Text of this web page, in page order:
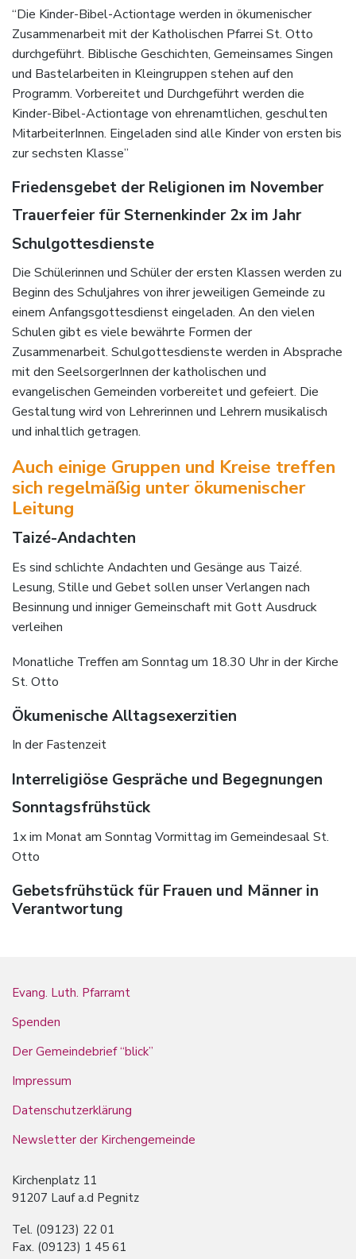
“Die Kinder-Bibel-Actiontage werden in ökumenischer
Zusammenarbeit mit der Katholischen Pfarrei St. Otto
durchgeführt. Biblische Geschichten, Gemeinsames Singen
und Bastelarbeiten in Kleingruppen stehen auf den
Programm. Vorbereitet und Durchgeführt werden die
Kinder-Bibel-Actiontage von ehrenamtlichen, geschulten
MitarbeiterInnen. Eingeladen sind alle Kinder von ersten bis
zur sechsten Klasse”
Friedensgebet der Religionen im November
Trauerfeier für Sternenkinder 2x im Jahr
Schulgottesdienste
Die Schülerinnen und Schüler der ersten Klassen werden zu
Beginn des Schuljahres von ihrer jeweiligen Gemeinde zu
einem Anfangsgottesdienst eingeladen. An den vielen
Schulen gibt es viele bewährte Formen der
Zusammenarbeit. Schulgottesdienste werden in Absprache
mit den SeelsorgerInnen der katholischen und
evangelischen Gemeinden vorbereitet und gefeiert. Die
Gestaltung wird von Lehrerinnen und Lehrern musikalisch
und inhaltlich getragen.
Auch einige Gruppen und Kreise treffen
sich regelmäßig unter ökumenischer
Leitung
Taizé-Andachten
Es sind schlichte Andachten und Gesänge aus Taizé.
Lesung, Stille und Gebet sollen unser Verlangen nach
Besinnung und inniger Gemeinschaft mit Gott Ausdruck
verleihen
Monatliche Treffen am Sonntag um 18.30 Uhr in der Kirche
St. Otto
Ökumenische Alltagsexerzitien
In der Fastenzeit
Interreligiöse Gespräche und Begegnungen
Sonntagsfrühstück
1x im Monat am Sonntag Vormittag im Gemeindesaal St.
Otto
Gebetsfrühstück für Frauen und Männer in
Verantwortung
Evang. Luth. Pfarramt
Spenden
Der Gemeindebrief “blick”
Impressum
Datenschutzerklärung
Newsletter der Kirchengemeinde
Kirchenplatz 11
91207 Lauf a.d Pegnitz
Tel. (09123) 22 01
Fax. (09123) 1 45 61